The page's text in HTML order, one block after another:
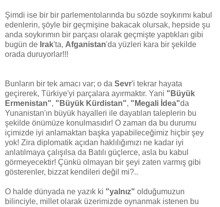
Şimdi ise bir bir parlementolarında bu sözde soykırımı kabul
edenlerin, şöyle bir geçmişine bakacak olursak, hepside şu
anda soykırımın bir parçası olarak geçmişte yaptıkları gibi
bugün de Irak'ta, Afganistan'da yüzleri kara bir şekilde
orada duruyorlar!!!
Bunların bir tek amacı var; o da Sevr'i tekrar hayata
geçirerek, Türkiye'yi parçalara ayırmaktır. Yani "Büyük
Ermenistan", "Büyük Kürdistan", "Megali İdea"da
Yunanistan'ın büyük hayalleri ile dayatılan taleplerin bu
şekilde önümüze konulmasıdır! O zaman da bu durumu
içimizde iyi anlamaktan başka yapabileceğimiz hiçbir şey
yok! Zira diplomatik açıdan haklılığımızı ne kadar iyi
anlatılmaya çalışılsa da Batılı güçlerce, asla bu kabul
görmeyecektir! Çünkü olmayan bir şeyi zaten varmış gibi
gösterenler, bizzat kendileri değil mi?..
O halde dünyada ne yazık ki "yalnız" olduğumuzun
bilinciyle, millet olarak üzerimizde oynanmak istenen bu